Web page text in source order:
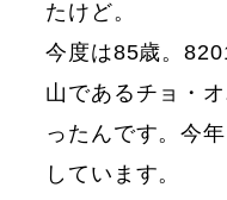
たけど。
今度は85歳。
山であるチョ・
ったんです。今
しています。